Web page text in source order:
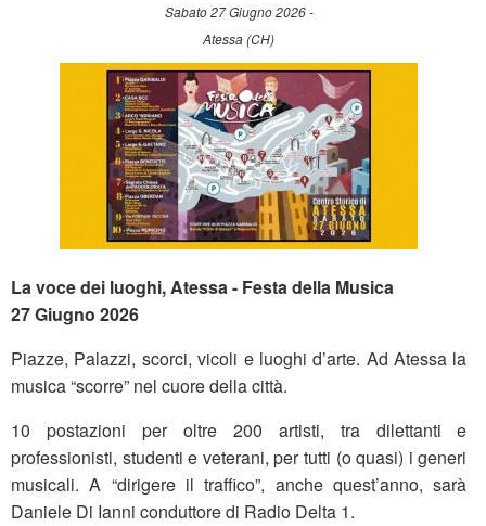
Sabato 27 Giugno 2026 -
Atessa (CH)
La voce dei luoghi, Atessa - Festa della Musica
27 Giugno 2026
Piazze, Palazzi, scorci, vicoli e luoghi d’arte. Ad Atessa la
musica “scorre” nel cuore della città.
10 postazioni per oltre 200 artisti, tra dilettanti e
professionisti, studenti e veterani, per tutti (o quasi) i generi
musicali. A “dirigere il traffico”, anche quest’anno, sarà
Daniele Di Ianni conduttore di Radio Delta 1.